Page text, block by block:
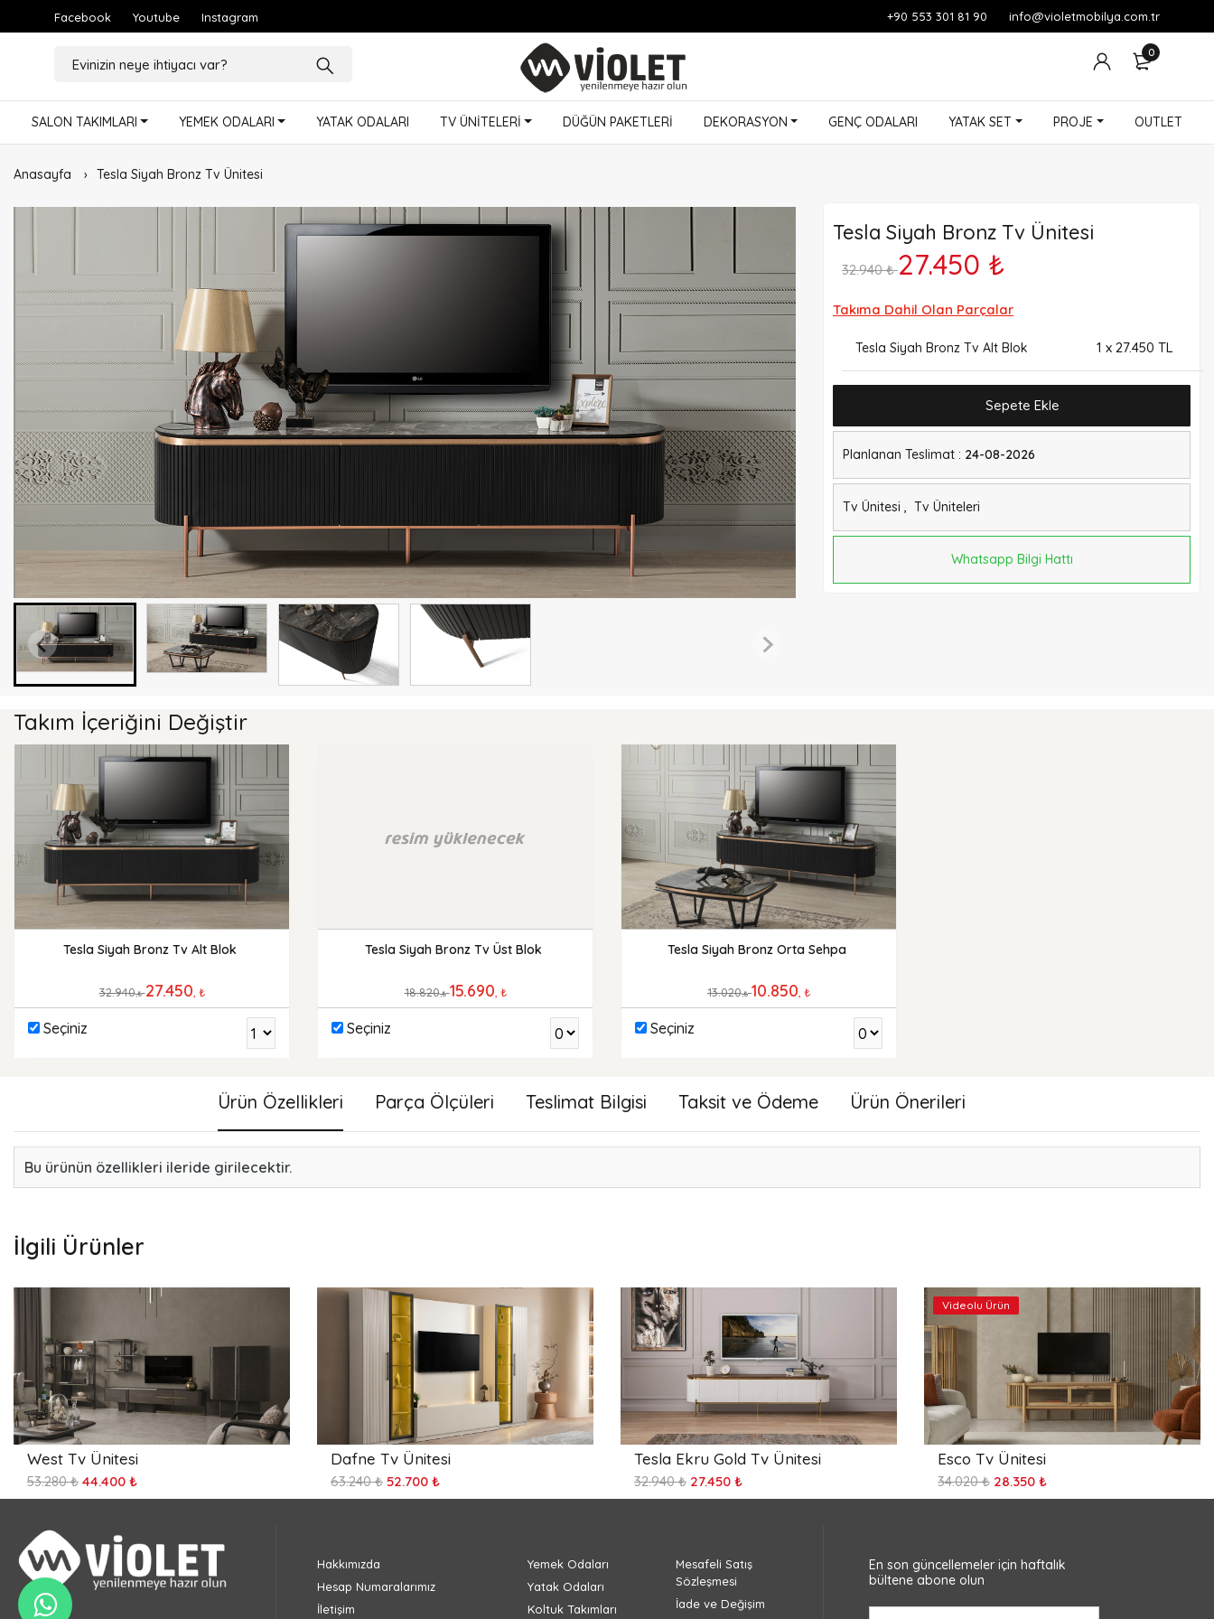
Facebook Youtube Instagram +90 553 301 81 90 info@violetmobilya.com.tr
0
SALON TAKIMLARI YEMEK ODALARI YATAK ODALARI TV ÜNİTELERİ DÜĞÜN PAKETLERİ DEKORASYON GENÇ ODALARI YATAK SET PROJE OUTLET
Anasayfa Tesla Siyah Bronz Tv Ünitesi
Tesla Siyah Bronz Tv Ünitesi
32.940 ₺27.450 ₺
Takıma Dahil Olan Parçalar
Tesla Siyah Bronz Tv Alt Blok 1 x 27.450 TL
Sepete Ekle
Planlanan Teslimat : 24-08-2026
Tv Ünitesi , Tv Üniteleri
Whatsapp Bilgi Hattı
Takım İçeriğini Değiştir
Tesla Siyah Bronz Tv Alt Blok
32.940,₺ 27.450, ₺
Seçiniz
Tesla Siyah Bronz Tv Üst Blok
18.820,₺ 15.690, ₺
Seçiniz
Tesla Siyah Bronz Orta Sehpa
13.020,₺ 10.850, ₺
Seçiniz
Ürün Özellikleri Parça Ölçüleri Teslimat Bilgisi Taksit ve Ödeme Ürün Önerileri
Bu ürünün özellikleri ileride girilecektir.
İlgili Ürünler
West Tv Ünitesi
53.280 ₺ 44.400 ₺
Dafne Tv Ünitesi
63.240 ₺ 52.700 ₺
Tesla Ekru Gold Tv Ünitesi
32.940 ₺ 27.450 ₺
Videolu Ürün
Esco Tv Ünitesi
34.020 ₺ 28.350 ₺
Hakkımızda
Hesap Numaralarımız
İletişim
Yemek Odaları
Yatak Odaları
Koltuk Takımları
Mesafeli Satış
Sözleşmesi
İade ve Değişim
En son güncellemeler için haftalık
bültene abone olun